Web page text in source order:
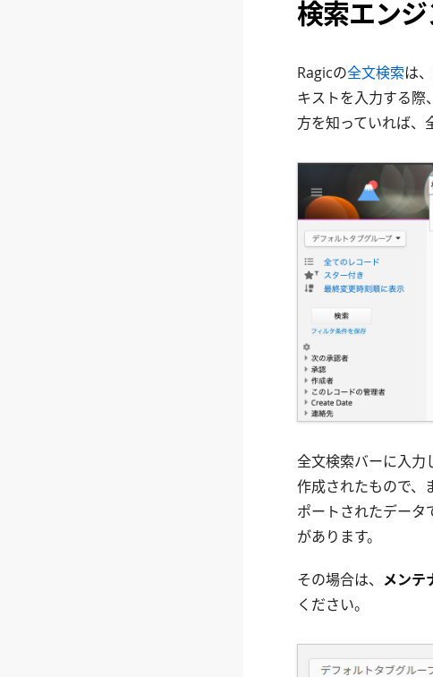
検索エン
Ragicの全文検索は
キストを入力する際
方を知っていれば、
全文検索バーに入力
作成されたもので、
ポートされたデータ
があります。
その場合は、 メンテ
ください。